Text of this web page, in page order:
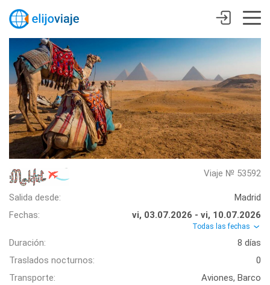
Viaje № 53592
Salida desde:
Madrid
Fechas:
vi, 03.07.2026 - vi, 10.07.2026
Todas las fechas
Duración:
8 días
Traslados nocturnos:
0
Transporte:
Aviones, Barco